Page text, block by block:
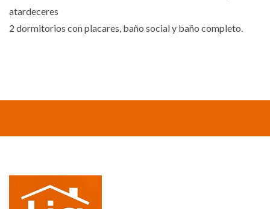
atardeceres
2 dormitorios con placares, baño social y baño completo.